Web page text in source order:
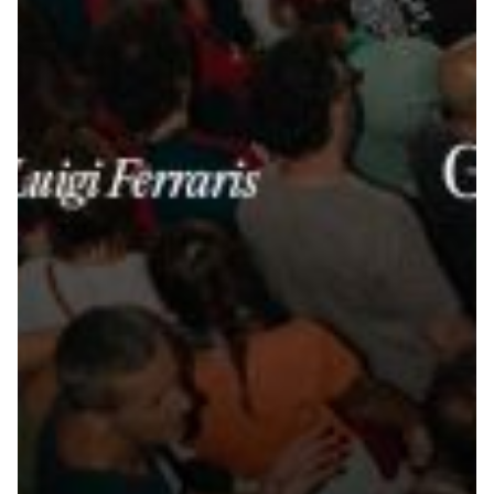
Robe di Kappa x Genoa
Vintage Collection
Red&Blue Voices
Kids
Accessori
Party
Caffè Boasi x Genoa